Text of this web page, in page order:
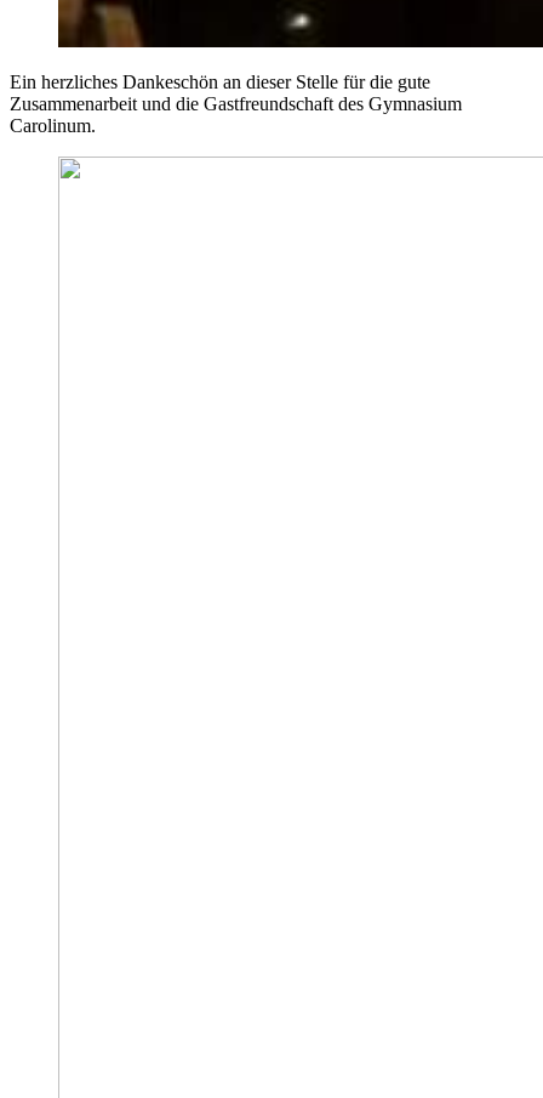
Ein herzliches Dankeschön an dieser Stelle für die gute
Zusammenarbeit und die Gastfreundschaft des Gymnasium
Carolinum.